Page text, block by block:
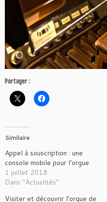
Partager :
Similaire
Appel à souscription : une
console mobile pour l’orgue
1 juillet 2018
Dans "Actualités"
Visiter et découvrir l’orgue de